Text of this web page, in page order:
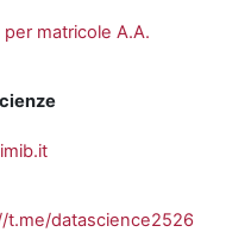
matricole A.A.
t.me/datascience2526